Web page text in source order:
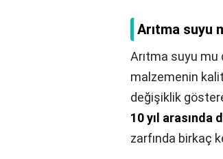
Arıtma suyu
Arıtma suyu
malzemenin
değişiklik
10 yıl arasında
zarfında birkaç